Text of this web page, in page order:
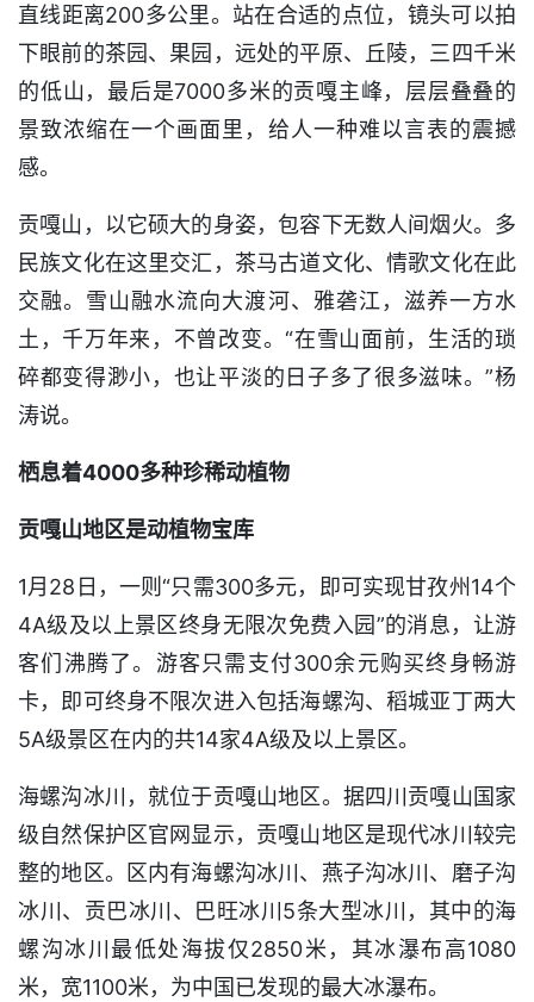
直线距离200多公里。站在合适的点位，镜头可以拍
下眼前的茶园、果园，远处的平原、丘陵，三四千米
的低山，最后是7000多米的贡嘎主峰，层层叠叠的
景致浓缩在一个画面里，给人一种难以言表的震撼
感。
贡嘎山，以它硕大的身姿，包容下无数人间烟火。多
民族文化在这里交汇，茶马古道文化、情歌文化在此
交融。雪山融水流向大渡河、雅砻江，滋养一方水
土，千万年来，不曾改变。“在雪山面前，生活的琐
碎都变得渺小，也让平淡的日子多了很多滋味。”杨
涛说。
栖息着4000多种珍稀动植物
贡嘎山地区是动植物宝库
1月28日，一则“只需300多元，即可实现甘孜州14个
4A级及以上景区终身无限次免费入园”的消息，让游
客们沸腾了。游客只需支付300余元购买终身畅游
卡，即可终身不限次进入包括海螺沟、稻城亚丁两大
5A级景区在内的共14家4A级及以上景区。
海螺沟冰川，就位于贡嘎山地区。据四川贡嘎山国家
级自然保护区官网显示，贡嘎山地区是现代冰川较完
整的地区。区内有海螺沟冰川、燕子沟冰川、磨子沟
冰川、贡巴冰川、巴旺冰川5条大型冰川，其中的海
螺沟冰川最低处海拔仅2850米，其冰瀑布高1080
米，宽1100米，为中国已发现的最大冰瀑布。